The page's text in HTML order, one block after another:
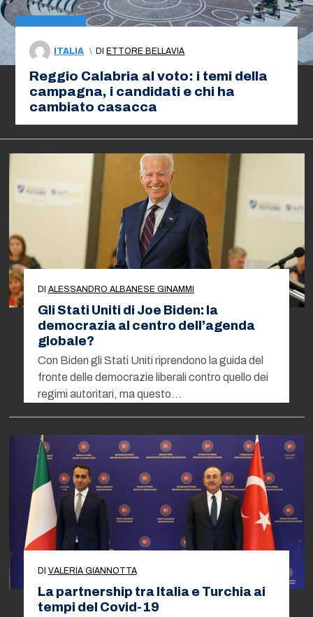
ITALIA \ DI ETTORE BELLAVIA
Reggio Calabria al voto: i temi della
campagna, i candidati e chi ha
cambiato casacca
DI ALESSANDRO ALBANESE GINAMMI
Gli Stati Uniti di Joe Biden: la
democrazia al centro dell’agenda
globale?
Con Biden gli Stati Uniti riprendono la guida del
fronte delle democrazie liberali contro quello dei
regimi autoritari, ma questo…
DI VALERIA GIANNOTTA
La partnership tra Italia e Turchia ai
tempi del Covid-19